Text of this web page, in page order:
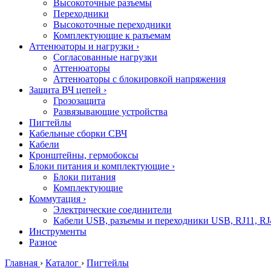
Высокоточные разъемы
Переходники
Высокоточные переходники
Комплектующие к разъемам
Аттенюаторы и нагрузки ›
Согласованные нагрузки
Аттенюаторы
Аттенюаторы с блокировкой напряжения
Защита ВЧ цепей ›
Грозозащита
Развязывающие устройства
Пигтейлы
Кабельные сборки СВЧ
Кабели
Кронштейны, гермобоксы
Блоки питания и комплектующие ›
Блоки питания
Комплектующие
Коммутация ›
Электрические соединители
Кабели USB, разъемы и переходники USB, RJ11,
Инструменты
Разное
Главная › Каталог › Пигтейлы